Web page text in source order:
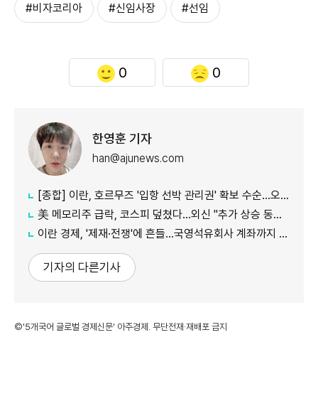
#비자코리아 #신임사장 #선임
0 0
한영훈 기자
han@ajunews.com
[종합] 이란, 호르무즈 '입항 선박 관리권' 확보 수순…오만과 새 항로 합의
美 메모리주 급락, 코스피 덮쳤다…외신 "추가 상승 동력 의문"
이란 경제, '제재·전쟁'에 흔들…국영석유회사 계좌까지 동결
기자의 다른기사
©'5개국어 글로벌 경제신문' 아주경제. 무단전재·재배포 금지